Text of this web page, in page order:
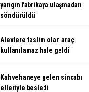
yangın fabrikaya ulaşmadan
söndürüldü
Alevlere teslim olan araç
kullanılamaz hale geldi
Kahvehaneye gelen sincabı
elleriyle besledi